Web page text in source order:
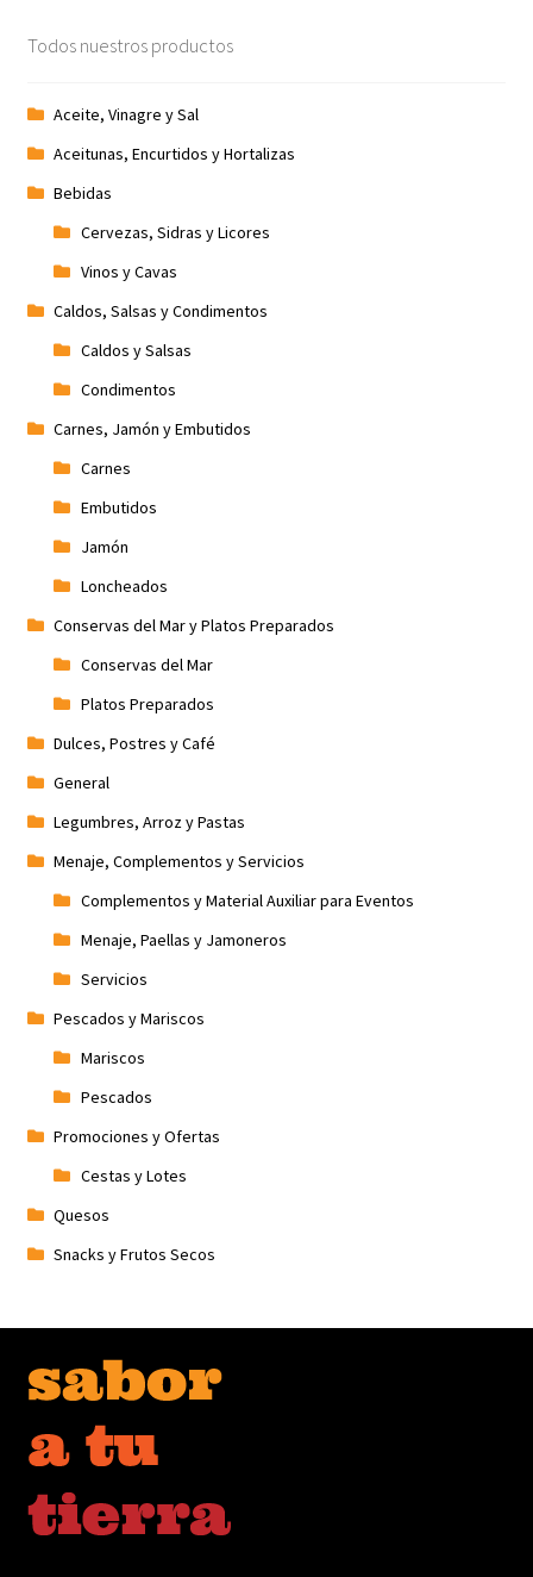
Todos nuestros productos
Aceite, Vinagre y Sal
Aceitunas, Encurtidos y Hortalizas
Bebidas
Cervezas, Sidras y Licores
Vinos y Cavas
Caldos, Salsas y Condimentos
Caldos y Salsas
Condimentos
Carnes, Jamón y Embutidos
Carnes
Embutidos
Jamón
Loncheados
Conservas del Mar y Platos Preparados
Conservas del Mar
Platos Preparados
Dulces, Postres y Café
General
Legumbres, Arroz y Pastas
Menaje, Complementos y Servicios
Complementos y Material Auxiliar para Eventos
Menaje, Paellas y Jamoneros
Servicios
Pescados y Mariscos
Mariscos
Pescados
Promociones y Ofertas
Cestas y Lotes
Quesos
Snacks y Frutos Secos